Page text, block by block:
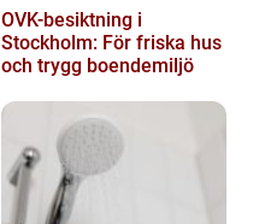
OVK-besiktning i
Stockholm: För friska hus
och trygg boendemiljö